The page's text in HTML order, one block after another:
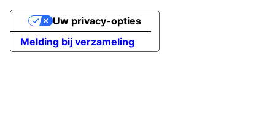
Melding bij verzameling
Uw privacy-opties